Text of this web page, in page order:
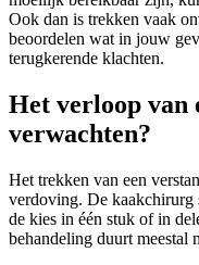
Ook dan is trekken vaak
beoordelen wat in jouw
terugkerende klachten.
Het verloop van
verwachten?
Het trekken van een
verdoving. De kaakchirurg
de kies in één stuk of in
behandeling duurt meestal